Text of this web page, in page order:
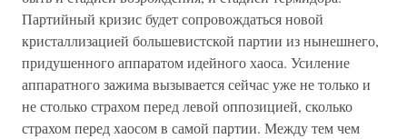
Партийный кризис будет сопровождаться новой
кристаллизацией большевистской партии из нынешнего,
придушенного аппаратом идейного хаоса. Усиление
аппаратного зажима вызывается сейчас уже не только и
не столько страхом перед левой оппозицией, сколько
страхом перед хаосом в самой партии. Между тем чем